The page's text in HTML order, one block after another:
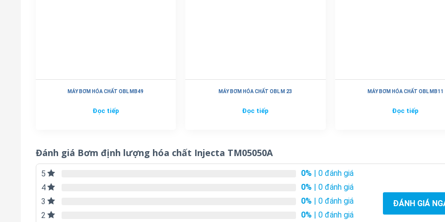
MÁY BƠM HÓA CHẤT OBL MB49
Đọc tiếp
MÁY BƠM HÓA CHẤT OBL M 23
Đọc tiếp
MÁY BƠM HÓA CHẤT OBL MB11
Đọc tiếp
Đánh giá Bơm định lượng hóa chất Injecta TM05050A
5 0% | 0 đánh giá
4
0% | 0 đánh giá
3
0% | 0 đánh giá
2
0% | 0 đánh giá
ĐÁNH GIÁ